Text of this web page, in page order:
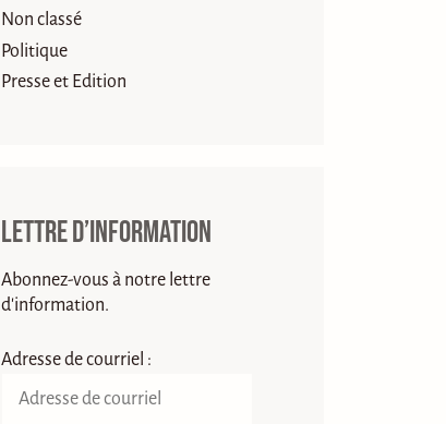
Non classé
Politique
Presse et Edition
Lettre d’information
Abonnez-vous à notre lettre
d'information.
Adresse de courriel :